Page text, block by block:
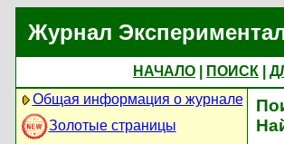
Журнал
НАЧАЛО ПОИСК
Общая информация о журнале
Золотые страницы